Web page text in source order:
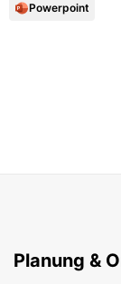
Powerpoint
Planung &